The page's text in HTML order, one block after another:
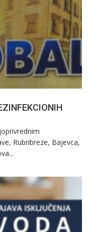
Rubribreze, Bajevca,